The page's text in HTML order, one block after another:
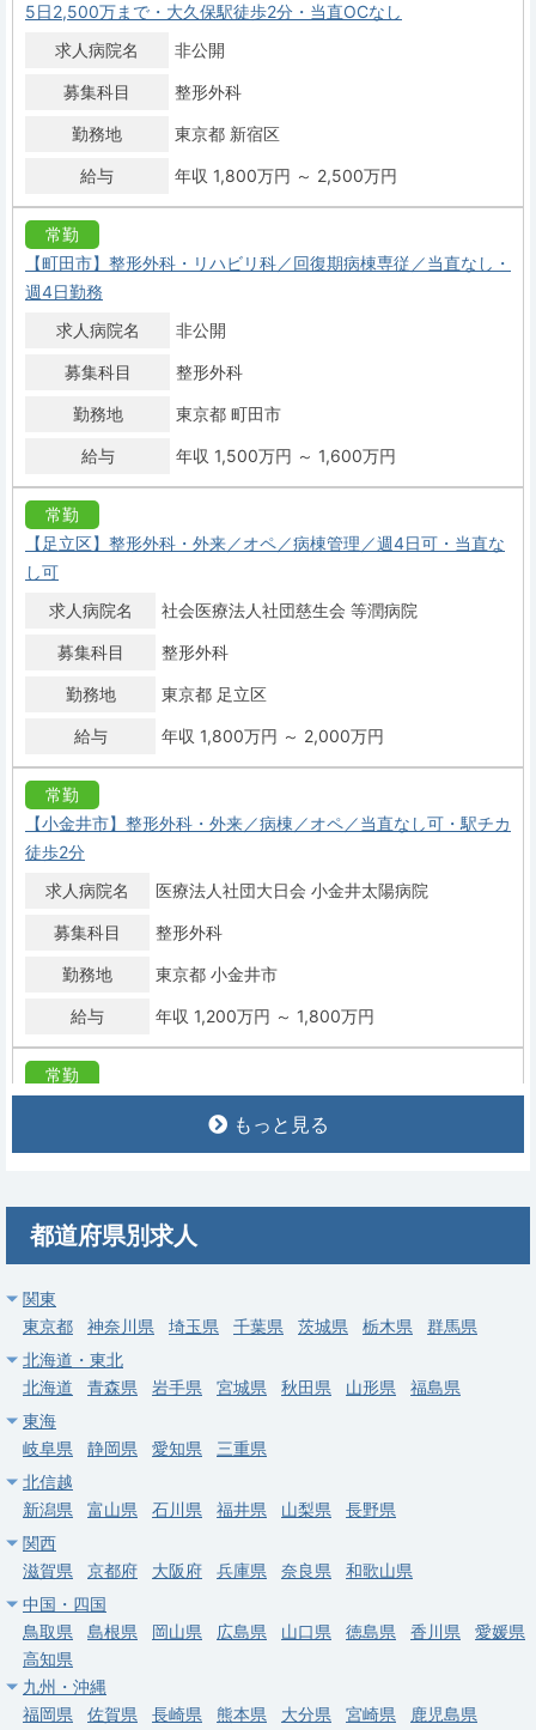
5日2,500万まで・大久保駅徒歩2分・当直OCなし
求人病院名
非公開
募集科目 整形外科
勤務地 東京都 新宿区
給与 年収 1,800万円 ～ 2,500万円
常勤
【町田市】整形外科・リハビリ科／回復期病棟専従／当直なし・
週4日勤務
求人病院名
非公開
募集科目 整形外科
勤務地 東京都 町田市
給与 年収 1,500万円 ～ 1,600万円
常勤
【足立区】整形外科・外来／オペ／病棟管理／週4日可・当直な
し可
求人病院名
社会医療法人社団慈生会 等潤病院
募集科目 整形外科
勤務地 東京都 足立区
給与 年収 1,800万円 ～ 2,000万円
常勤
【小金井市】整形外科・外来／病棟／オペ／当直なし可・駅チカ
徒歩2分
求人病院名
医療法人社団大日会 小金井太陽病院
募集科目 整形外科
勤務地 東京都 小金井市
給与 年収 1,200万円 ～ 1,800万円
常勤
募集科目 整形外科
勤務地 東京都 立川市
常勤
【北区】整形外科／外来・病棟・オペ（外傷中心）／当直なし相
談可／東十条駅徒歩2分
求人病院名
医療法人財団明理会 明理会中央総合病院
募集科目
給与 年収 1,200万円 ～ 1,400万円
常勤
【葛飾区】整形外科／外来・病棟・オペ／人工関節センター／高
額年収
もっと見る
都道府県別求人
関東
東京都
神奈川県 埼玉県 千葉県 茨城県 栃木県
群馬県
北海道・東北
北海道
青森県 岩手県 宮城県 秋田県 山形県
福島県
東海
岐阜県
静岡県 愛知県
三重県
北信越
新潟県
富山県 石川県 福井県 山梨県
長野県
関西
滋賀県
京都府 大阪府 兵庫県 奈良県
和歌山県
中国・四国
鳥取県
島根県 岡山県 広島県 山口県 徳島県 香川県
愛媛県
高知県
九州・沖縄
福岡県
佐賀県 長崎県 熊本県 大分県 宮崎県
鹿児島県